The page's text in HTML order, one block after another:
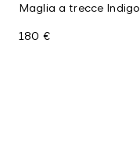
Maglia a trecce Indigo
180 €